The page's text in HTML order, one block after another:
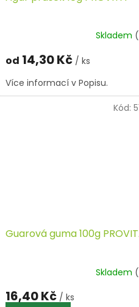
Skladem
od 14,30 Kč / ks
Více informací v Popisu.
Guarová guma 100g
Skladem
16,40 Kč / ks
Kód: